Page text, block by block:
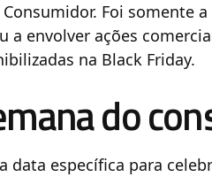
Foi somente
a envolver ações
na Black Friday.
do
data específica para